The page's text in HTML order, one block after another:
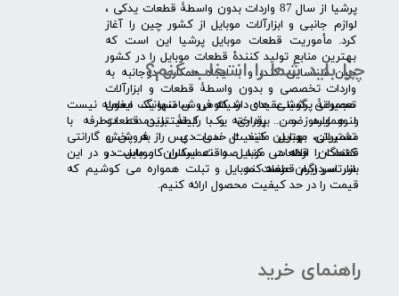
​پرشیا از سال 87 واردات بدون واسطۀ قطعات یدکی ،
لوازم جانبی و ابزارآلات موبایل از کشور چین را آغاز
کرد. مأموریت قطعات موبایل پرشیا این است که
بهترین منابع تولید کنندۀ قطعات موبایل را در کشور
چین شناسایی کند، و با ایجاد همکاری دوجانبه به
واردات تخصصی و بدون واسطۀ قطعات و ابزارآلات
تعمیراتی گوشی های شیائومی سامسونگ ایفون
لنوو ایسوز و .... پرداخته و با کیفیت­ترین قطعات
تعمیراتی موبایل مانند ال سی دی را به پخش
کنندگان قطعات موبایل و تعمیرکاران موبایل در
سرتاسر ایران عرضه کند.
راهنمای خرید
چرا باید شما را انتخاب کنم؟
​​ ​مجموعۀ پرشیا عقیده دارد که فروش تنها یک معامله نیست
و همواره ضمن برقراری یک رابطۀ بلندمدت دوطرفه با
مشتریان، بهترین کیفیت خدمات پس از فروش و گارانتی
قطعات را ارائه می­ کند. صداقت اساس کار ماست و در این
بازار سردرگم قطعات موبایل و تبلت همواره می کوشیم که
قیمت را در حد کیفیت محصول ارائه کنیم.